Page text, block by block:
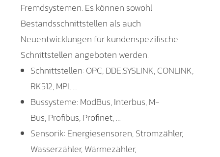
Fremdsystemen. Es können sowohl
Bestandsschnittstellen als auch
Neuentwicklungen für kundenspezifische
Schnittstellen angeboten werden.
Schnittstellen: OPC, DDE,SYSLINK, CONLINK,
RK512, MPI, …
Bussysteme: ModBus, Interbus, M-
Bus, Profibus, Profinet, …
Sensorik: Energiesensoren, Stromzähler,
Wasserzähler, Wärmezähler,